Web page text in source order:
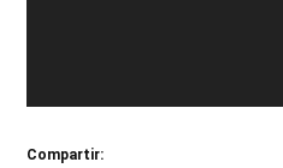
Compartir: